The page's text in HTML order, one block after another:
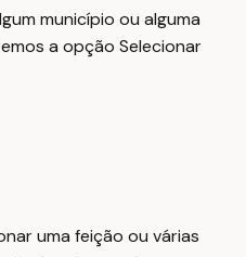
município ou alguma
a opção Selecionar
uma feição ou várias